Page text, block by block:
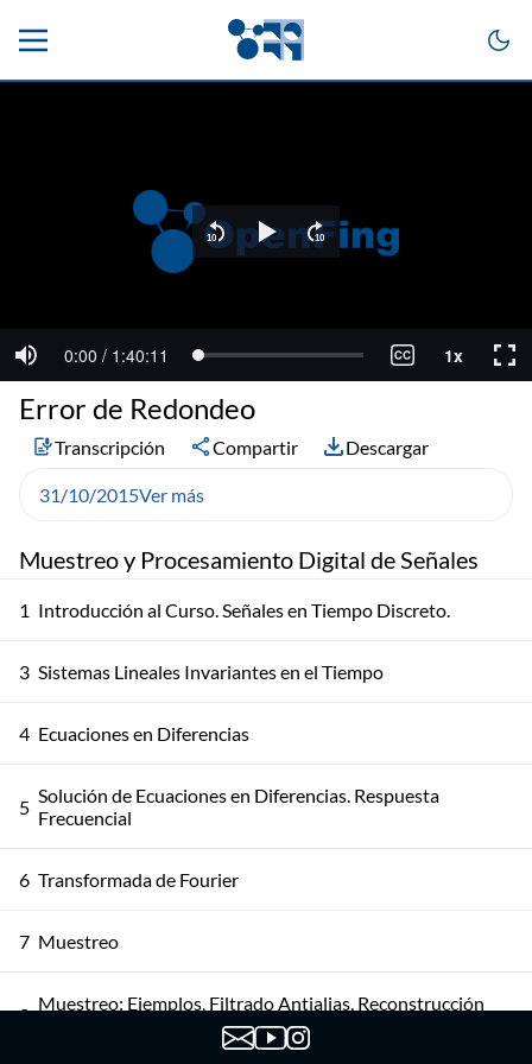
Muestreo y Procesamiento Digital de Señales
1 Introducción al Curso. Señales en Tiempo Discreto.
3 Sistemas Lineales Invariantes en el Tiempo
4 Ecuaciones en Diferencias
5 Solución de Ecuaciones en Diferencias. Respuesta
Frecuencial
6 Transformada de Fourier
7 Muestreo
8 Muestreo: Ejemplos, Filtrado Antialias, Reconstrucción
Ideal y Consideraciones Prácticas
Error de Redondeo
Transcripción Compartir Descargar
31/10/2015Ver más